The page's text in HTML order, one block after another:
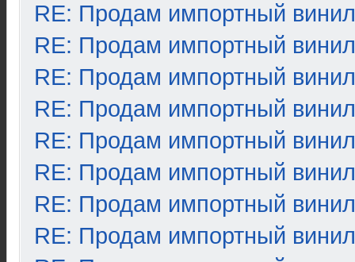
RE: Продам импортный винил
RE: Продам импортный винил
RE: Продам импортный винил
RE: Продам импортный винил
RE: Продам импортный винил
RE: Продам импортный винил
RE: Продам импортный винил
RE: Продам импортный винил